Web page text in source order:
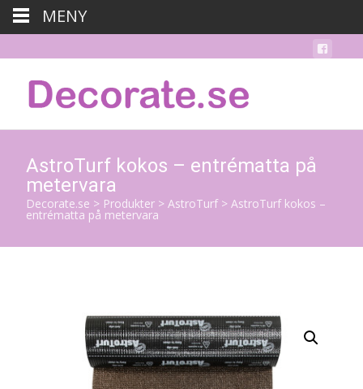
AstroTurf kokos – entrématta på
metervara
Decorate.se > Produkter > AstroTurf> AstroTurf kokos –
entrématta på metervara
MENY